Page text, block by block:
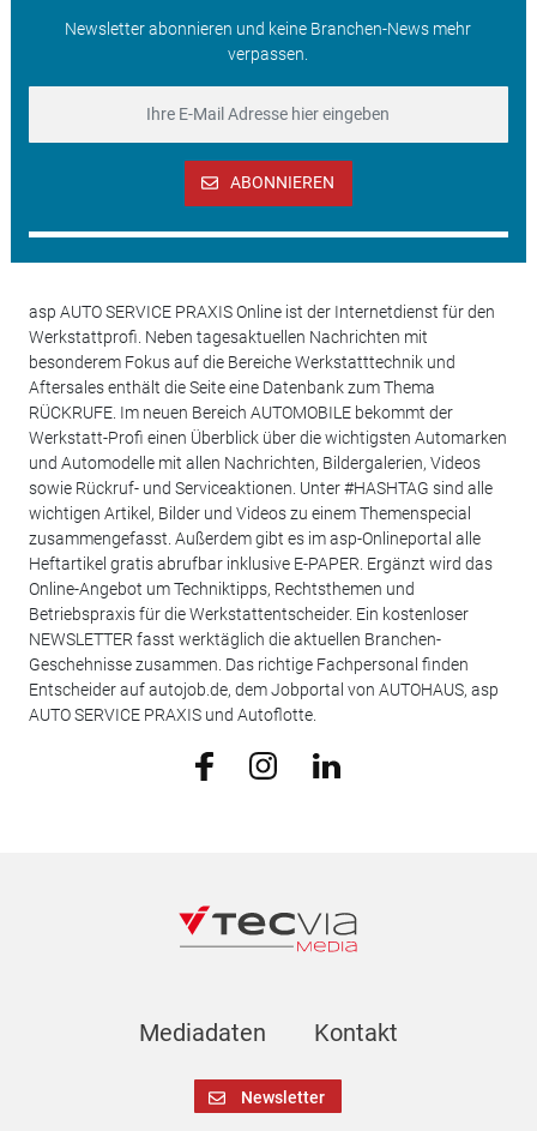
Newsletter abonnieren und keine Branchen-News mehr
verpassen.
ABONNIEREN
asp AUTO SERVICE PRAXIS Online ist der Internetdienst für den
Werkstattprofi. Neben tagesaktuellen Nachrichten mit
besonderem Fokus auf die Bereiche Werkstatttechnik und
Aftersales enthält die Seite eine Datenbank zum Thema
RÜCKRUFE. Im neuen Bereich AUTOMOBILE bekommt der
Werkstatt-Profi einen Überblick über die wichtigsten Automarken
und Automodelle mit allen Nachrichten, Bildergalerien, Videos
sowie Rückruf- und Serviceaktionen. Unter #HASHTAG sind alle
wichtigen Artikel, Bilder und Videos zu einem Themenspecial
zusammengefasst. Außerdem gibt es im asp-Onlineportal alle
Heftartikel gratis abrufbar inklusive E-PAPER. Ergänzt wird das
Online-Angebot um Techniktipps, Rechtsthemen und
Betriebspraxis für die Werkstattentscheider. Ein kostenloser
NEWSLETTER fasst werktäglich die aktuellen Branchen-
Geschehnisse zusammen. Das richtige Fachpersonal finden
Entscheider auf autojob.de, dem Jobportal von AUTOHAUS, asp
AUTO SERVICE PRAXIS und Autoflotte.
Mediadaten Kontakt
Newsletter